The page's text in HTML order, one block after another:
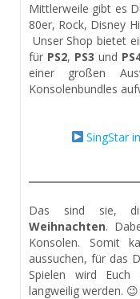
Mittlerweile gibt es
80er, Rock, Disney
Unser Shop bietet
für PS2, PS3 und
einer großen
Konsolenbundles
SingStar
Das sind sie,
Weihnachten.
Konsolen. Somit
aussuchen, für das
Spielen wird Euch
langweilig werden. 😉